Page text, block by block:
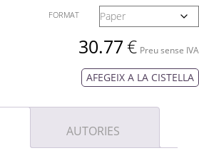
FORMAT
30.77€ Preu sense IVA
AFEGEIX A LA CISTELLA
AUTORIES